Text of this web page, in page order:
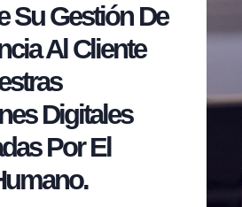
Su Gestión De
Al Cliente
Digitales
Por El